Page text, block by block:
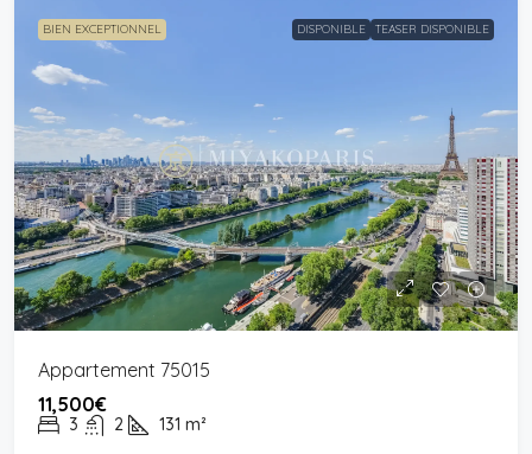
BIEN EXCEPTIONNEL DISPONIBLE TEASER DISPONIBLE
Appartement 75015
11,500€
3 2 131 m²